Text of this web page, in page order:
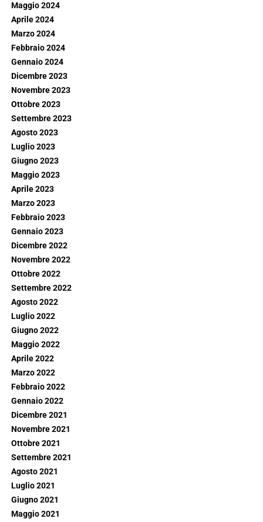
Maggio 2024
Aprile 2024
Marzo 2024
Febbraio 2024
Gennaio 2024
Dicembre 2023
Novembre 2023
Ottobre 2023
Settembre 2023
Agosto 2023
Luglio 2023
Giugno 2023
Maggio 2023
Aprile 2023
Marzo 2023
Febbraio 2023
Gennaio 2023
Dicembre 2022
Novembre 2022
Ottobre 2022
Settembre 2022
Agosto 2022
Luglio 2022
Giugno 2022
Maggio 2022
Aprile 2022
Marzo 2022
Febbraio 2022
Gennaio 2022
Dicembre 2021
Novembre 2021
Ottobre 2021
Settembre 2021
Agosto 2021
Luglio 2021
Giugno 2021
Maggio 2021